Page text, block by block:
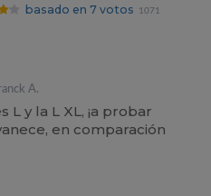
basado en 7 votos
1071
A.
L y la L XL, ¡a probar
en comparación